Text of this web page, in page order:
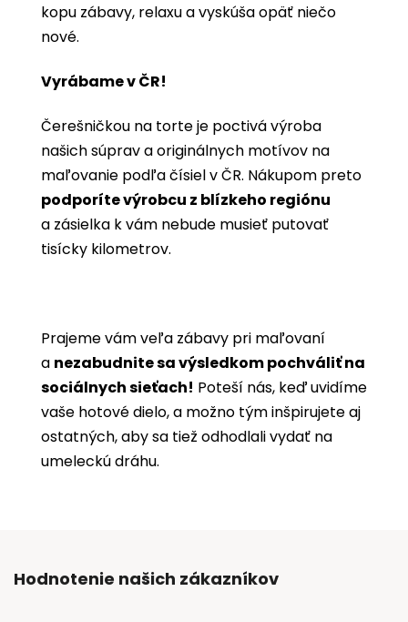
kopu zábavy, relaxu a vyskúša opäť niečo
nové.
Vyrábame v ČR!
Čerešničkou na torte je poctivá výroba
našich súprav a originálnych motívov na
maľovanie podľa čísiel v ČR. Nákupom preto
podporíte výrobcu z blízkeho regiónu
a zásielka k vám nebude musieť putovať
tisícky kilometrov.
Prajeme vám veľa zábavy pri maľovaní
a nezabudnite sa výsledkom pochváliť na
sociálnych sieťach! Poteší nás, keď uvidíme
vaše hotové dielo, a možno tým inšpirujete aj
ostatných, aby sa tiež odhodlali vydať na
umeleckú dráhu.
Hodnotenie našich zákazníkov